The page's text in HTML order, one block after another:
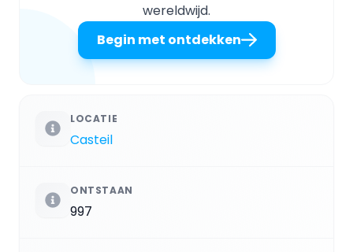
wereldwijd.
Begin met ontdekken
LOCATIE
Casteil
ONTSTAAN
997